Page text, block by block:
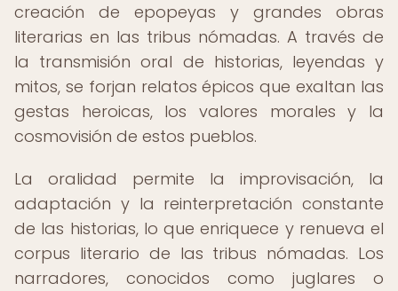
creación de epopeyas y grandes obras
literarias en las tribus nómadas. A través de
la transmisión oral de historias, leyendas y
mitos, se forjan relatos épicos que exaltan las
gestas heroicas, los valores morales y la
cosmovisión de estos pueblos.
La oralidad permite la improvisación, la
adaptación y la reinterpretación constante
de las historias, lo que enriquece y renueva el
corpus literario de las tribus nómadas. Los
narradores, conocidos como juglares o